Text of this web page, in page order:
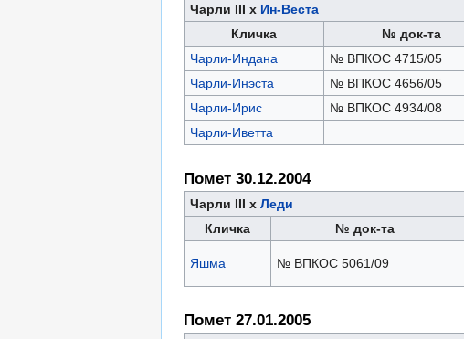
Чарли III х Ин-Веста
Кличка
№ док-та
Чарли-Индана
№ ВПКОС 4715/05
Чарли-Инэста № ВПКОС 4656/05
Чарли-Ирис
№ ВПКОС 4934/08
Чарли-Иветта
Помет 30.12.2004
Чарли III х Леди
Кличка
№ док-та
Яшма № ВПКОС 5061/09
Помет 27.01.2005